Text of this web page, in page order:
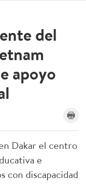
del
apoyo
Dakar el centro
e
con discapacidad